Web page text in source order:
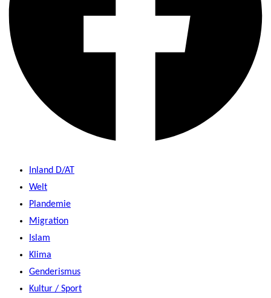
Inland D/AT
Welt
Plandemie
Migration
Islam
Klima
Genderismus
Kultur / Sport